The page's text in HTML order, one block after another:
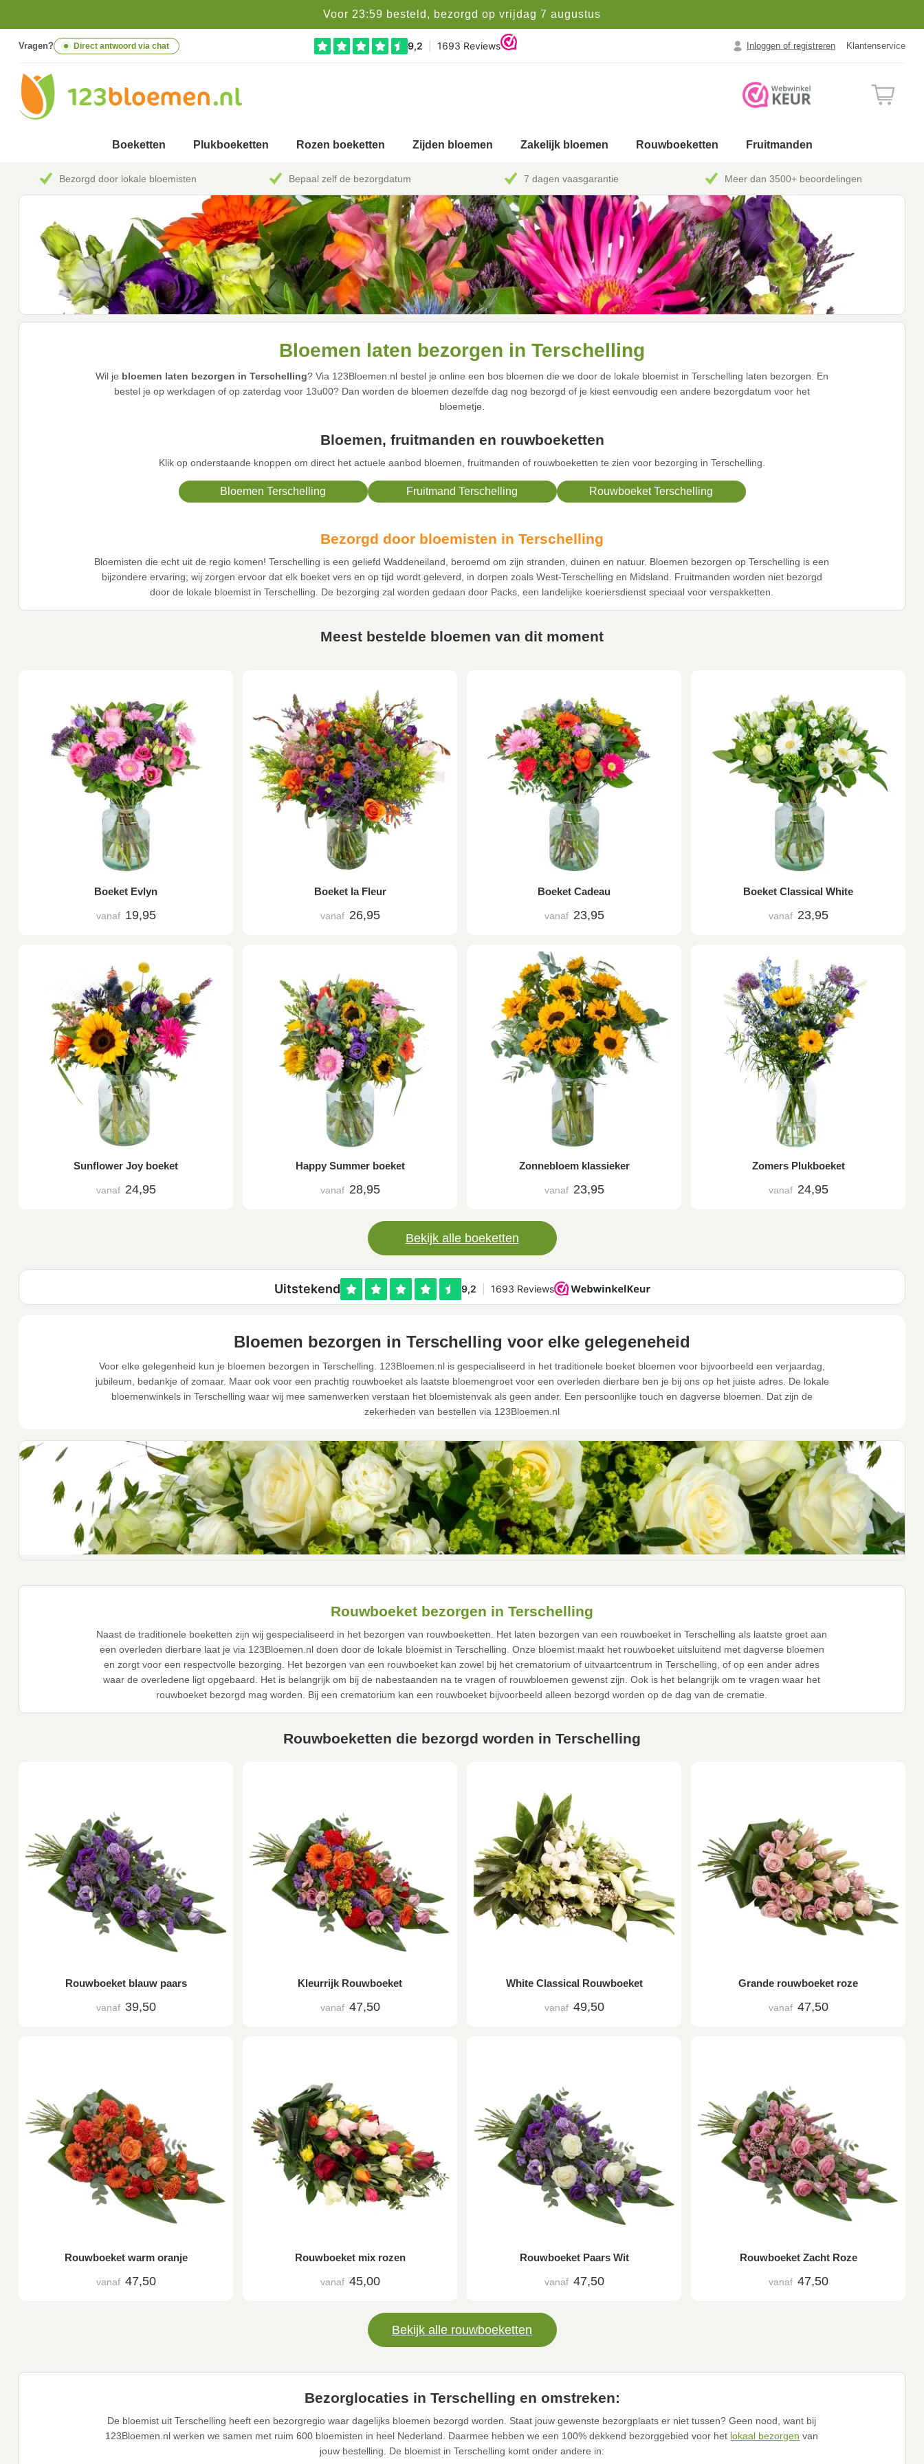
Voor 23:59 besteld, bezorgd op vrijdag 7 augustus
Vragen? Direct antwoord via chat Inloggen of registreren Klantenservice
Boeketten Plukboeketten Rozen boeketten Zijden bloemen Zakelijk bloemen Rouwboeketten Fruitmanden
Bezorgd door lokale bloemisten Bepaal zelf de bezorgdatum 7 dagen vaasgarantie Meer dan 3500+ beoordelingen
Bloemen laten bezorgen in Terschelling
Wil je bloemen laten bezorgen in Terschelling? Via 123Bloemen.nl bestel je online een bos bloemen die we door de lokale bloemist in Terschelling laten bezorgen. En
bestel je op werkdagen of op zaterdag voor 13u00? Dan worden de bloemen dezelfde dag nog bezorgd of je kiest eenvoudig een andere bezorgdatum voor het
bloemetje.
Bloemen, fruitmanden en rouwboeketten
Klik op onderstaande knoppen om direct het actuele aanbod bloemen, fruitmanden of rouwboeketten te zien voor bezorging in Terschelling.
Bloemen Terschelling Fruitmand Terschelling Rouwboeket Terschelling
Bezorgd door bloemisten in Terschelling
Bloemisten die echt uit de regio komen! Terschelling is een geliefd Waddeneiland, beroemd om zijn stranden, duinen en natuur. Bloemen bezorgen op Terschelling is een
bijzondere ervaring; wij zorgen ervoor dat elk boeket vers en op tijd wordt geleverd, in dorpen zoals West-Terschelling en Midsland. Fruitmanden worden niet bezorgd
door de lokale bloemist in Terschelling. De bezorging zal worden gedaan door Packs, een landelijke koeriersdienst speciaal voor verspakketten.
Meest bestelde bloemen van dit moment
Boeket Evlyn
vanaf 19,95
Boeket la Fleur
vanaf 26,95
Boeket Cadeau
vanaf 23,95
Boeket Classical White
vanaf 23,95
Sunflower Joy boeket
vanaf 24,95
Happy Summer boeket
vanaf 28,95
Zonnebloem klassieker
vanaf 23,95
Zomers Plukboeket
vanaf 24,95
Bekijk alle boeketten
Bloemen bezorgen in Terschelling voor elke gelegeneheid
Voor elke gelegenheid kun je bloemen bezorgen in Terschelling. 123Bloemen.nl is gespecialiseerd in het traditionele boeket bloemen voor bijvoorbeeld een verjaardag,
jubileum, bedankje of zomaar. Maar ook voor een prachtig rouwboeket als laatste bloemengroet voor een overleden dierbare ben je bij ons op het juiste adres. De lokale
bloemenwinkels in Terschelling waar wij mee samenwerken verstaan het bloemistenvak als geen ander. Een persoonlijke touch en dagverse bloemen. Dat zijn de
zekerheden van bestellen via 123Bloemen.nl
Rouwboeket bezorgen in Terschelling
Naast de traditionele boeketten zijn wij gespecialiseerd in het bezorgen van rouwboeketten. Het laten bezorgen van een rouwboeket in Terschelling als laatste groet aan
een overleden dierbare laat je via 123Bloemen.nl doen door de lokale bloemist in Terschelling. Onze bloemist maakt het rouwboeket uitsluitend met dagverse bloemen
en zorgt voor een respectvolle bezorging. Het bezorgen van een rouwboeket kan zowel bij het crematorium of uitvaartcentrum in Terschelling, of op een ander adres
waar de overledene ligt opgebaard. Het is belangrijk om bij de nabestaanden na te vragen of rouwbloemen gewenst zijn. Ook is het belangrijk om te vragen waar het
rouwboeket bezorgd mag worden. Bij een crematorium kan een rouwboeket bijvoorbeeld alleen bezorgd worden op de dag van de crematie.
Rouwboeketten die bezorgd worden in Terschelling
Rouwboeket blauw paars
vanaf 39,50
Kleurrijk Rouwboeket
vanaf 47,50
White Classical Rouwboeket
vanaf 49,50
Grande rouwboeket roze
vanaf 47,50
Rouwboeket warm oranje
vanaf 47,50
Rouwboeket mix rozen
vanaf 45,00
Rouwboeket Paars Wit
vanaf 47,50
Rouwboeket Zacht Roze
vanaf 47,50
Bekijk alle rouwboeketten
Bezorglocaties in Terschelling en omstreken:
De bloemist uit Terschelling heeft een bezorgregio waar dagelijks bloemen bezorgd worden. Staat jouw gewenste bezorgplaats er niet tussen? Geen nood, want bij
123Bloemen.nl werken we samen met ruim 600 bloemisten in heel Nederland. Daarmee hebben we een 100% dekkend bezorggebied voor het lokaal bezorgen van
jouw bestelling. De bloemist in Terschelling komt onder andere in: